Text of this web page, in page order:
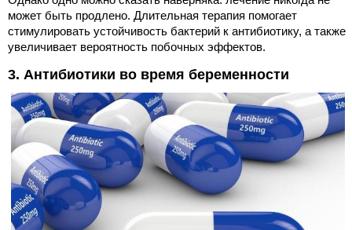
может быть продлено. Длительная терапия помогает
стимулировать устойчивость бактерий к антибиотику, а также
увеличивает вероятность побочных эффектов.
3. Антибиотики во время беременности